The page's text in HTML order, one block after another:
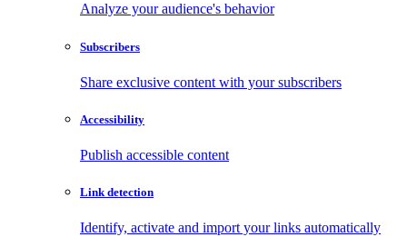
Analyze your audience's behavior
Subscribers
Share exclusive content with your subscribers
Accessibility
Publish accessible content
Link detection
Identify, activate and import your links automatically